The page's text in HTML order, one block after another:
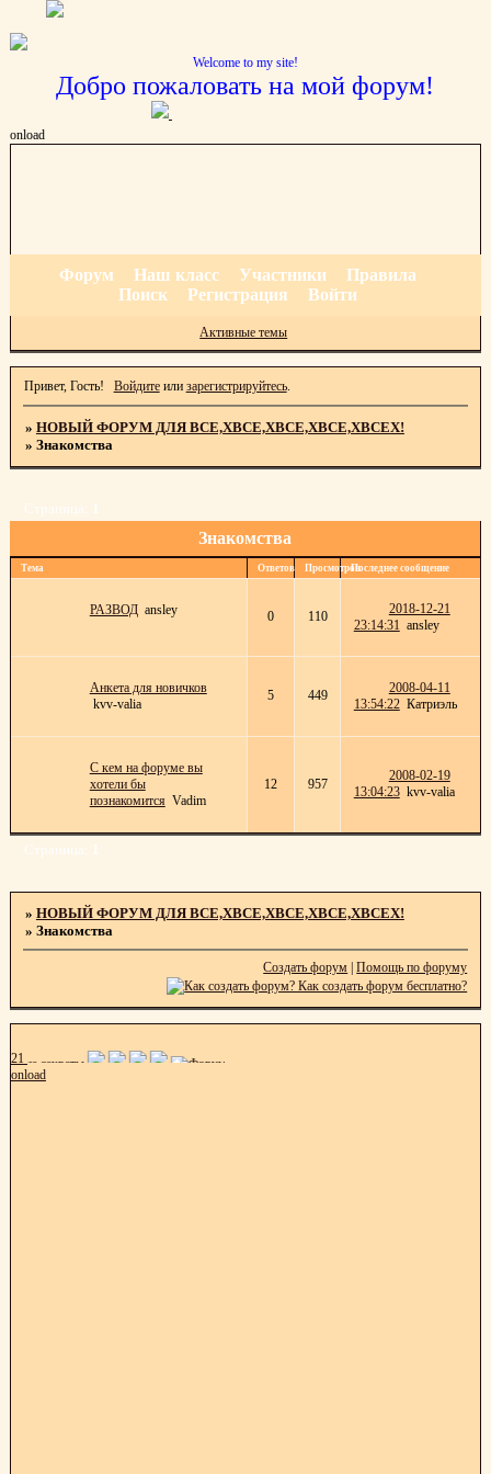
Welcome to my site!
Добро пожаловать на мой форум!
onload
Форум Наш класс Участники
Правила
Поиск
Регистрация Войти
Активные темы
Привет, Гость! Войдитеили зарегистрируйтесь.
» НОВЫЙ ФОРУМ ДЛЯ ВСЕ,ХВСЕ,ХВСЕ,ХВСЕ,ХВСЕХ!
» Знакомства
Знакомства
Страница: 1
Тема Ответов ПросмотровПоследнее сообщение
РАЗВОД ansley 0 110
2018-12-21
23:14:31 ansley
Анкета для новичков
kvv-valia
5 449
2008-04-11
13:54:22 Катриэль
С кем на форуме вы
хотели бы
познакомится Vadim
12 957
2008-02-19
13:04:23 kvv-valia
Страница: 1
» НОВЫЙ ФОРУМ ДЛЯ ВСЕ,ХВСЕ,ХВСЕ,ХВСЕ,ХВСЕХ!
» Знакомства
Создать форум |Помощь по форуму
21
onload